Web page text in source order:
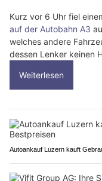
Kurz vor 6 Uhr fiel
auf der Autobahn A3
welches andere
dessen Lenker keinen
Weiterlesen
Autoankauf Luzern kauft